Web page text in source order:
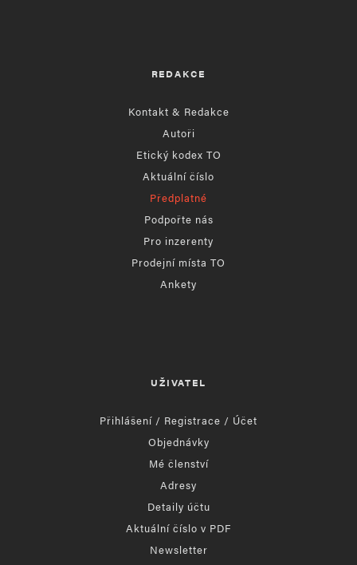
REDAKCE
Kontakt & Redakce
Autoři
Etický kodex TO
Aktuální číslo
Předplatné
Podpořte nás
Pro inzerenty
Prodejní místa TO
Ankety
UŽIVATEL
Přihlášení / Registrace / Účet
Objednávky
Mé členství
Adresy
Detaily účtu
Aktuální číslo v PDF
Newsletter